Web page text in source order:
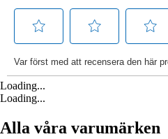
Loading...
Loading...
Alla våra varumärken